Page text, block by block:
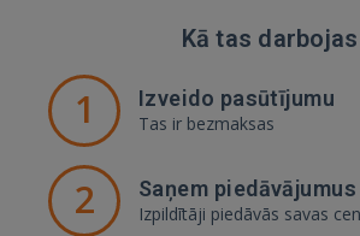
Kā tas darbojas
1 Izveido pasūtījumu
Tas ir bezmaksas
2 Saņem piedāvājumus
Izpildītāji piedāvās savas